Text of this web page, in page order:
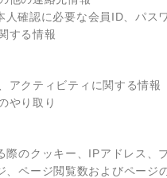
確認に必要な会員ID、パス
する情報
アクティビティに関する情報
やり取り
際のクッキー、IPアドレス、
、ページ閲覧数およびペー